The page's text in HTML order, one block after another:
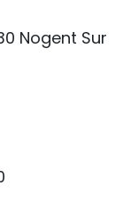
Nogent Sur